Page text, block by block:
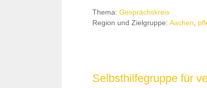
Thema: Gesprächskreis
Region und Zielgruppe: Aachen
Selbsthilfegruppe für